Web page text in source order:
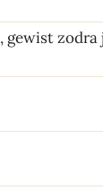
zodra